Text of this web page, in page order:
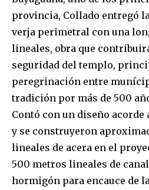
provincia, Collado entregó
verja perimetral con una
lineales, obra que
seguridad del templo,
peregrinación entre
tradición por más de 500
Contó con un diseño
y se construyeron
lineales de acera en el
500 metros lineales de
hormigón para encauce de